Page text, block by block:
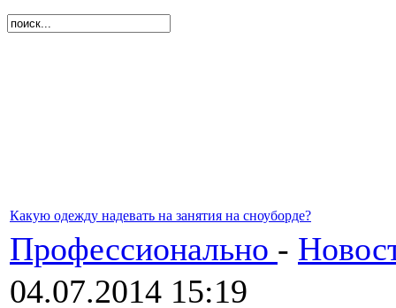
Какую одежду надевать на занятия на сноуборде?
Профессионально -
04.07.2014 15:19